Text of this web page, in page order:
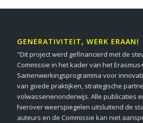
GENERATIVITEIT, WERK ERAAN!
"Dit project werd gefinancierd met de
Commissie in het kader van het
Samenwerkingsprogramma voor
van goede praktijken, strategische
volwassenenonderwijs. Alle publicaties
hierover weerspiegelen uitsluitend de
auteurs en de Commissie kan niet